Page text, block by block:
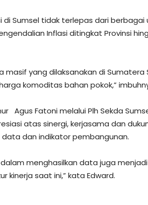
Sumsel tidak terlepas dari berbagai
Inflasi ditingkat Provinsi
masif yang dilaksanakan di Sumatera
komoditas bahan pokok,”
Agus Fatoni melalui Plh Sekda
atas sinergi, kerjasama dan
dan indikator pembangunan.
dalam menghasilkan data juga
kinerja saat ini,” kata Edward.